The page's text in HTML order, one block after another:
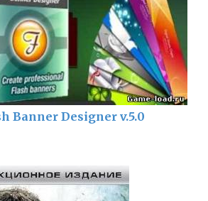
Banner Designer v.5.0